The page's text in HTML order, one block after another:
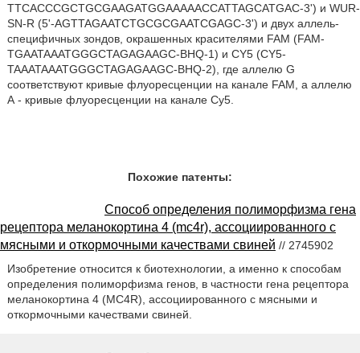
TTCACCCGCTGCGAAGATGGAAAAACCATTAGCATGAC-3') и WUR-
SN-R (5'-AGTTAGAATCTGCGCGAATCGAGC-3') и двух аллель-
специфичных зондов, окрашенных красителями FAM (FAM-
TGAATAAATGGGCTAGAGAAGC-BHQ-1) и CY5 (CY5-
TAAATAAATGGGCTAGAGAAGC-BHQ-2), где аллелю G
соответствуют кривые флуоресценции на канале FAM, а аллелю
А - кривые флуоресценции на канале Су5.
Похожие патенты:
Способ определения полиморфизма гена
рецептора меланокортина 4 (mc4r), ассоциированного с
мясными и откормочными качествами свиней // 2745902
Изобретение относится к биотехнологии, а именно к способам
определения полиморфизма генов, в частности гена рецептора
меланокортина 4 (MC4R), ассоциированного с мясными и
откормочными качествами свиней.